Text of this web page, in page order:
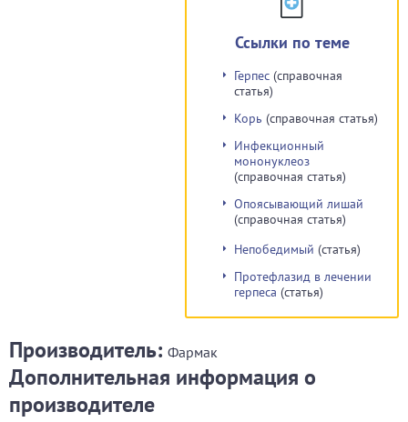
Ссылки по теме
Герпес (справочная
статья)
Корь (справочная статья)
Инфекционный
мононуклеоз
(справочная статья)
Опоясывающий лишай
(справочная статья)
Непобедимый (статья)
Протефлазид в лечении
герпеса (статья)
Производитель: Фармак
Дополнительная информация о
производителе